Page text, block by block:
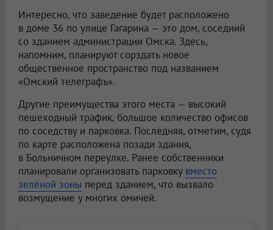
Интересно, что заведение будет расположено
в доме 36 по улице Гагарина — это дом, соседний
со зданием администрации Омска. Здесь,
напомним, планируют сорздать новое
общественное пространство под названием
«Омский телеграфъ».
Другие преимущества этого места — высокий
пешеходный трафик, большое количество офисов
по соседству и парковка. Последняя, отметим, судя
по карте расположена позади здания,
в Больничном переулке. Ранее собственники
планировали организовать парковку вместо
зелёной зоны перед зданием, что вызвало
возмущение у многих омичей.